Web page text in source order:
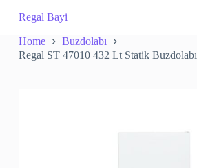
S
p
Regal Bayi
Home
Buzdolabı
Regal ST 47010 432 Lt Statik Buzdolabı